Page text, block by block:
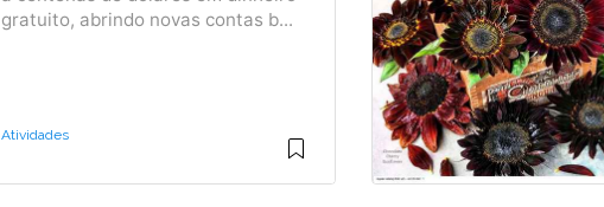
gratuito, abrindo novas contas b...
Atividades